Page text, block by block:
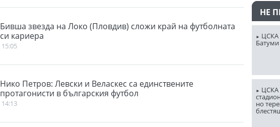
Бивша звезда на Локо (Пловдив) сложи край на футболната
си кариера
15:05
Нико Петров: Левски и Веласкес са единствените
протагонисти в българския футбол
14:13
НЕ
ЦСКА
Батуми
ЦСКА
но